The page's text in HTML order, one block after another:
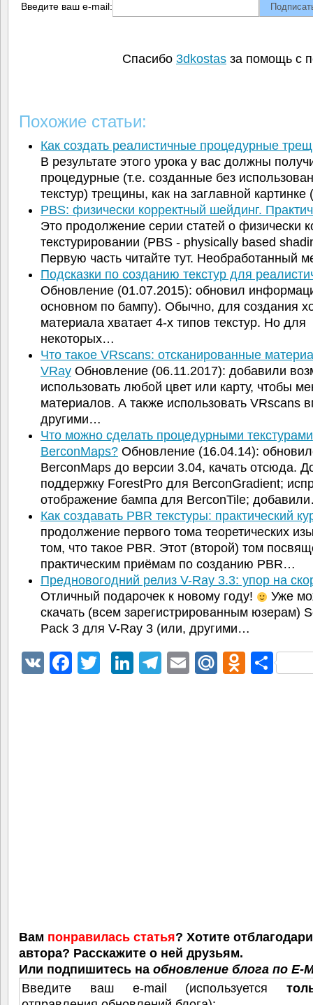
Введите ваш e-mail:
Спасибо 3dkostas за помощь с
Похожие статьи:
Как создать реалистичные процедурные
В результате этого урока у вас должны
процедурные (т.е. созданные без
текстур) трещины, как на заглавной
PBS: физически корректный шейдинг.
Это продолжение серии статей о физически
текстурировании (PBS - physically based
Первую часть читайте тут. Необработанный
Подсказки по созданию текстур для
Обновление (01.07.2015): обновил
основном по бампу). Обычно, для создания
материала хватает 4-х типов текстур. Но для
некоторых…
Что такое VRscans: отсканированные
VRayОбновление (06.11.2017): добавили
использовать любой цвет или карту, чтобы
материалов. А также использовать VRscans
другими…
Что можно сделать процедурными текстурами
BerconMaps?Обновление (16.04.14):
BerconMaps до версии 3.04, качать отсюда.
поддержку ForestPro для BerconGradient;
отображение бампа для BerconTile;
Как создавать PBR текстуры: практический
продолжение первого тома теоретических
том, что такое PBR. Этот (второй) том
практическим приёмам по созданию PBR…
Предновогодний релиз V-Ray 3.3: упор на
Отличный подарочек к новому году!
Уже
скачать (всем зарегистрированным юзерам)
Pack 3 для V-Ray 3 (или, другими…
VK Facebook
TwitterLinkedIn
Telegram
EmailMail.Ru
Вам понравилась статья? Хотите
автора? Расскажите о ней друзьям.
Или подпишитесь на обновление блога по E-
Введите ваш e-mail (используется